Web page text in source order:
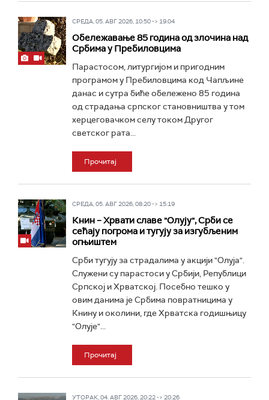
СРЕДА, 05. АВГ 2026, 10:50 -> 19:04
Обележавање 85 година од злочина над
Србима у Пребиловцима
Парастосом, литургијом и пригодним
програмом у Пребиловцима код Чапљине
данас и сутра биће обележено 85 година
од страдања српског становништва у том
херцеговачком селу током Другог
светског рата...
Прочитај
СРЕДА, 05. АВГ 2026, 08:20 -> 15:19
Книн – Хрвати славе "Олују", Срби се
сећају погрома и тугују за изгубљеним
огњиштем
Срби тугују за страдалима у акцији "Олуја".
Служени су парастоси у Србији, Републици
Српској и Хрватској. Посебно тешко у
овим данима је Србима повратницима у
Книну и околини, где Хрватска годишњицу
"Олује"...
Прочитај
УТОРАК, 04. АВГ 2026, 20:22 -> 20:26